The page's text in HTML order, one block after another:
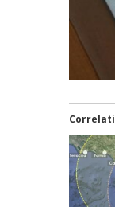
Correlati